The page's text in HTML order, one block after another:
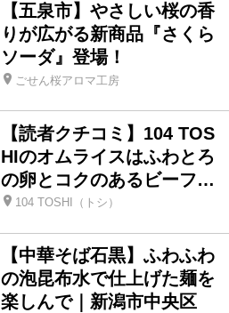
【五泉市】やさしい桜の香
りが広がる新商品『さくら
ソーダ』登場！
ごせん桜アロマ工房
【読者クチコミ】104 TOS
HIのオムライスはふわとろ
の卵とコクのあるビーフ…
104 TOSHI（トシ）
【中華そば石黒】ふわふわ
の泡昆布水で仕上げた麺を
楽しんで｜新潟市中央区